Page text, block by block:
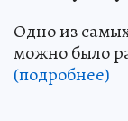
Одно из
можно было
(подробнее)